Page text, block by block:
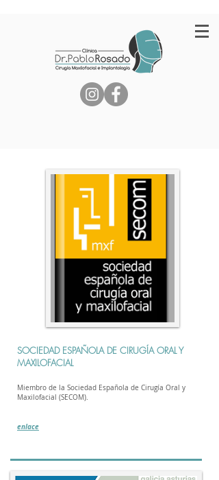
SOCIEDAD ESPAÑOLA DE CIRUGÍA ORAL Y
MAXILOFACIAL
Miembro de la Sociedad Española de Cirugía Oral y
Maxilofacial (SECOM).
enlace